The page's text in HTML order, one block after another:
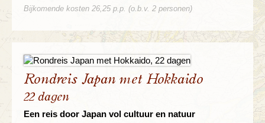
Bijkomende kosten 26,25 p.p. (o.b.v. 2 personen)
Rondreis Japan met Hokkaido
22 dagen
Een reis door Japan vol cultuur en natuur